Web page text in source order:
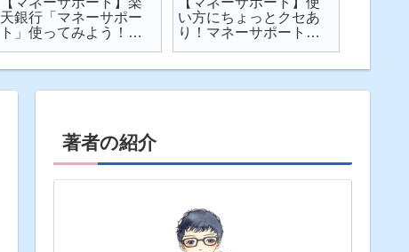
天銀行「マネーサポー
ト」使ってみよう！
い方にちょっとクセあ
り！マネーサポートの
著者の紹介